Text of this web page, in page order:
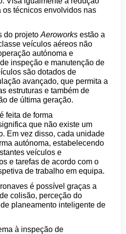
os técnicos envolvidos nas
do projetoAeroworks estão a
veículos aéreos não
autónoma e
inspeção e manutenção de
são dotados de
avançado, que permita a
estruturas e também de
de última geração.
é feita de forma
que não existe um
Em vez disso, cada unidade
autónoma, estabelecendo
veículos e
e tarefas de acordo com o
de trabalho em equipa.
é possível graças a
colisão, perceção do
planeamento inteligente de
à inspeção de